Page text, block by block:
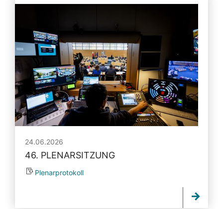
24.06.2026
46. PLENARSITZUNG
Plenarprotokoll